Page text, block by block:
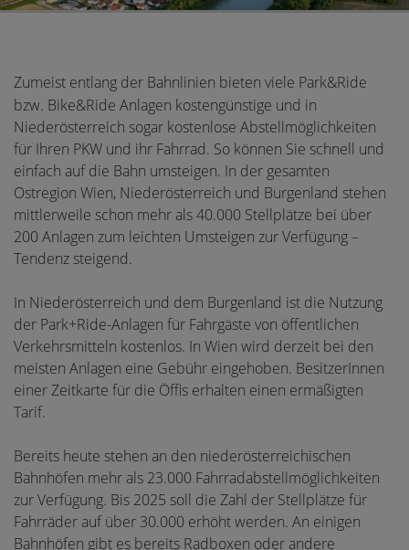
Zumeist entlang der Bahnlinien bieten viele Park&Ride
bzw. Bike&Ride Anlagen kostengünstige und in
Niederösterreich sogar kostenlose Abstellmöglichkeiten
für Ihren PKW und ihr Fahrrad. So können Sie schnell und
einfach auf die Bahn umsteigen. In der gesamten
Ostregion Wien, Niederösterreich und Burgenland stehen
mittlerweile schon mehr als 40.000 Stellplätze bei über
200 Anlagen zum leichten Umsteigen zur Verfügung –
Tendenz steigend.
In Niederösterreich und dem Burgenland ist die Nutzung
der Park+Ride-Anlagen für Fahrgäste von öffentlichen
Verkehrsmitteln kostenlos. In Wien wird derzeit bei den
meisten Anlagen eine Gebühr eingehoben. BesitzerInnen
einer Zeitkarte für die Öffis erhalten einen ermäßigten
Tarif.
Bereits heute stehen an den niederösterreichischen
Bahnhöfen mehr als 23.000 Fahrradabstellmöglichkeiten
zur Verfügung. Bis 2025 soll die Zahl der Stellplätze für
Fahrräder auf über 30.000 erhöht werden. An einigen
Bahnhöfen gibt es bereits Radboxen oder andere